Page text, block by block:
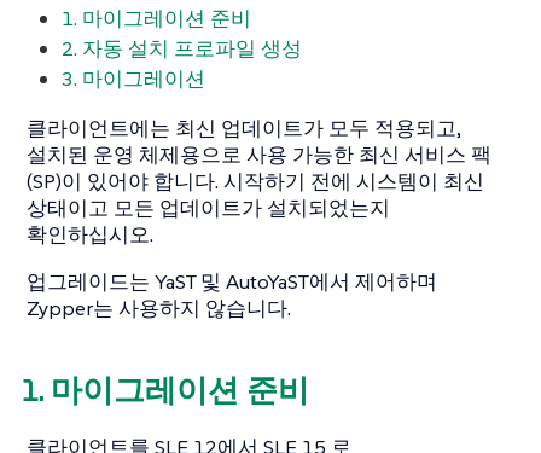
1. 마이그레이션 준비
2. 자동 설치 프로파일 생성
3. 마이그레이션
클라이언트에는 최신 업데이트가 모두 적용되고,
설치된 운영 체제용으로 사용 가능한 최신 서비스 팩
(SP)이 있어야 합니다. 시작하기 전에 시스템이 최신
상태이고 모든 업데이트가 설치되었는지
확인하십시오.
업그레이드는 YaST 및 AutoYaST에서 제어하며
Zypper는 사용하지 않습니다.
1. 마이그레이션 준비
클라이언트를 SLE 12에서 SLE 15 로